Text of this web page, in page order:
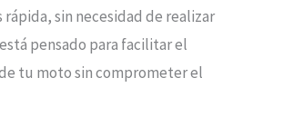
rápida, sin necesidad de realizar
pensado para facilitar el
tu moto sin comprometer el